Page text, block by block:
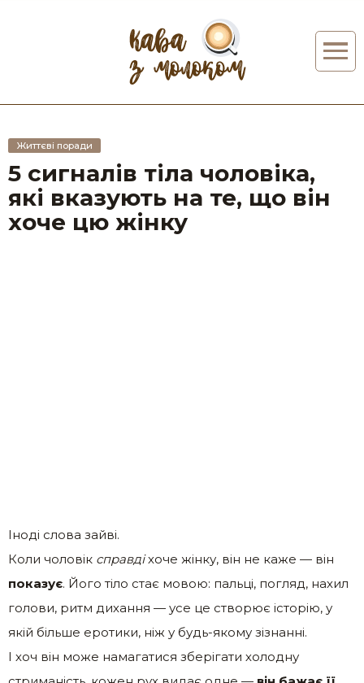
Життєві поради
5 сигналів тіла чоловіка,
які вказують на те, що він
хоче цю жінку
Іноді слова зайві.
Коли чоловік справдіхоче жінку, він не каже — він
показує. Його тіло стає мовою: пальці, погляд, нахил
голови, ритм дихання — усе це створює історію, у
якій більше еротики, ніж у будь-якому зізнанні.
І хоч він може намагатися зберігати холодну